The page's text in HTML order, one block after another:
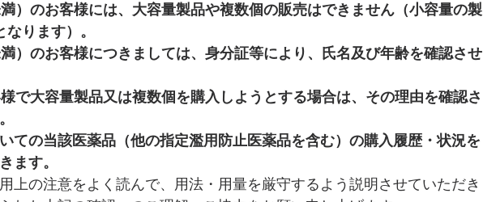
）のお客様には、大容量製品や複数個の販売はできません（小容量の製
ります）。
）のお客様につきましては、身分証等により、氏名及び年齢を確認させ
で大容量製品又は複数個を購入しようとする場合は、その理由を確認さ
ての当該医薬品（他の指定濫用防止医薬品を含む）の購入履歴・状況を
ます。
上の注意をよく読んで、用法・用量を厳守するよう説明させていただき